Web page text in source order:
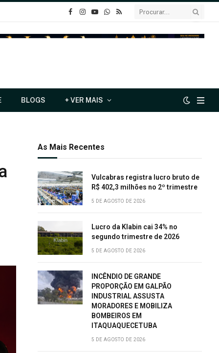
o
Instagram
YouTube
Whatsapp
RSS
BLOGS + VER MAIS
As Mais Recentes
Vulcabras registra lucro bruto de
R$ 402,3 milhões no 2º trimestre
5 DE AGOSTO DE 2026
Lucro da Klabin cai 34% no
segundo trimestre de 2026
5 DE AGOSTO DE 2026
INCÊNDIO DE GRANDE
PROPORÇÃO EM GALPÃO
INDUSTRIAL ASSUSTA
MORADORES E MOBILIZA
BOMBEIROS EM
ITAQUAQUECETUBA
5 DE AGOSTO DE 2026